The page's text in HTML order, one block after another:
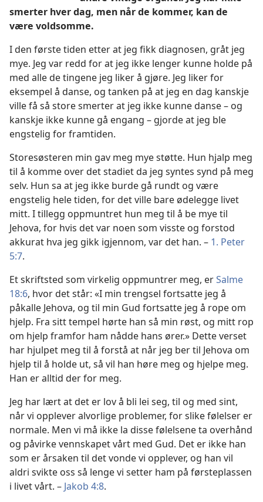
smerter hver dag, men når de kommer, kan de
være voldsomme.
I den første tiden etter at jeg fikk diagnosen, gråt jeg
mye. Jeg var redd for at jeg ikke lenger kunne holde på
med alle de tingene jeg liker å gjøre. Jeg liker for
eksempel å danse, og tanken på at jeg en dag kanskje
ville få så store smerter at jeg ikke kunne danse – og
kanskje ikke kunne gå engang – gjorde at jeg ble
engstelig for framtiden.
Storesøsteren min gav meg mye støtte. Hun hjalp meg
til å komme over det stadiet da jeg syntes synd på meg
selv. Hun sa at jeg ikke burde gå rundt og være
engstelig hele tiden, for det ville bare ødelegge livet
mitt. I tillegg oppmuntret hun meg til å be mye til
Jehova, for hvis det var noen som visste og forstod
akkurat hva jeg gikk igjennom, var det han. – 1. Peter
5:7.
Et skriftsted som virkelig oppmuntrer meg, erSalme
18:6, hvor det står: «I min trengsel fortsatte jeg å
påkalle Jehova, og til min Gud fortsatte jeg å rope om
hjelp. Fra sitt tempel hørte han så min røst, og mitt rop
om hjelp framfor ham nådde hans ører.» Dette verset
har hjulpet meg til å forstå at når jeg ber til Jehova om
hjelp til å holde ut, så vil han høre meg og hjelpe meg.
Han er alltid der for meg.
Jeg har lært at det er lov å bli lei seg, til og med sint,
når vi opplever alvorlige problemer, for slike følelser er
normale. Men vi må ikke la disse følelsene ta overhånd
og påvirke vennskapet vårt med Gud. Det er ikke han
som er årsaken til det vonde vi opplever, og han vil
aldri svikte oss så lenge vi setter ham på førsteplassen
i livet vårt. – Jakob 4:8.